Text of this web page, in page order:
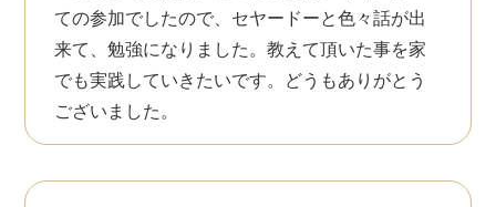
ての参加でしたので、セヤードーと色々話が出
来て、勉強になりました。教えて頂いた事を家
でも実践していきたいです。どうもありがとう
ございました。